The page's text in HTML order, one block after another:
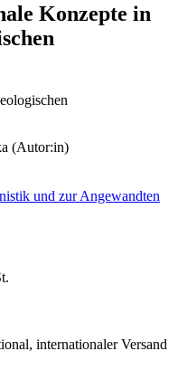
Konzepte in
(Autor:in)
und zur Angewandten
internationaler Versand